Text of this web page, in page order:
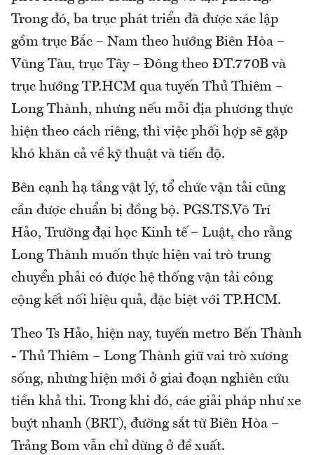
Trong đó, ba trục phát triển đã được xác lập
gồm trục Bắc – Nam theo hướng Biên Hòa –
Vũng Tàu, trục Tây – Đông theo ĐT.770B và
trục hướng TP.HCM qua tuyến Thủ Thiêm –
Long Thành, nhưng nếu mỗi địa phương thực
hiện theo cách riêng, thì việc phối hợp sẽ gặp
khó khăn cả về kỹ thuật và tiến độ.
Bên cạnh hạ tầng vật lý, tổ chức vận tải cũng
cần được chuẩn bị đồng bộ. PGS.TS.Võ Trí
Hảo, Trường đại học Kinh tế – Luật, cho rằng
Long Thành muốn thực hiện vai trò trung
chuyển phải có được hệ thống vận tải công
cộng kết nối hiệu quả, đặc biệt với TP.HCM.
Theo Ts Hảo, hiện nay, tuyến metro Bến Thành
- Thủ Thiêm – Long Thành giữ vai trò xương
sống, nhưng hiện mới ở giai đoạn nghiên cứu
tiền khả thi. Trong khi đó, các giải pháp như xe
buýt nhanh (BRT), đường sắt từ Biên Hòa –
Trảng Bom vẫn chỉ dừng ở đề xuất.